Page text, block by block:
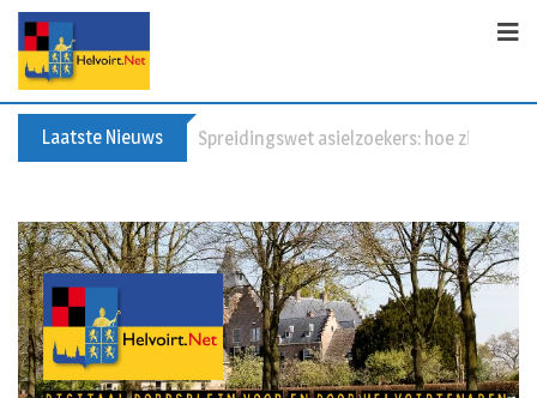
Laatste Nieuws Spreidingswet asielzoekers: hoe zit dat?